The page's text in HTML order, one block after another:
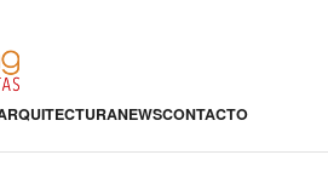
NEWSCONTACTO